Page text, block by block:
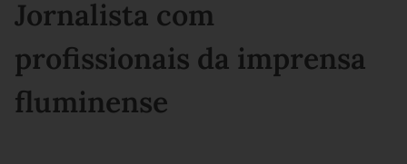
Jornalista com
profissionais da imprensa
fluminense